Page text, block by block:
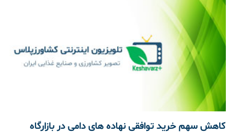
کاهش سهم خرید توافقی نهاده های دامی در بازارگاه